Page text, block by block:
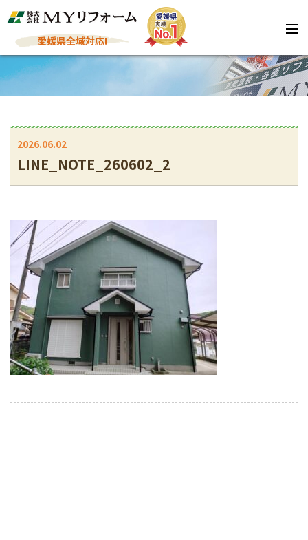
愛媛県全域対応!
2026.06.02
LINE_NOTE_260602_2